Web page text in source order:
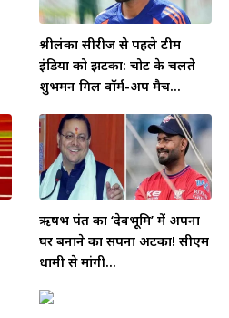
श्रीलंका सीरीज से पहले टीम
इंडिया को झटका: चोट के चलते
शुभमन गिल वॉर्म-अप मैच...
ऋषभ पंत का ‘देवभूमि’ में अपना
घर बनाने का सपना अटका! सीएम
धामी से मांगी...